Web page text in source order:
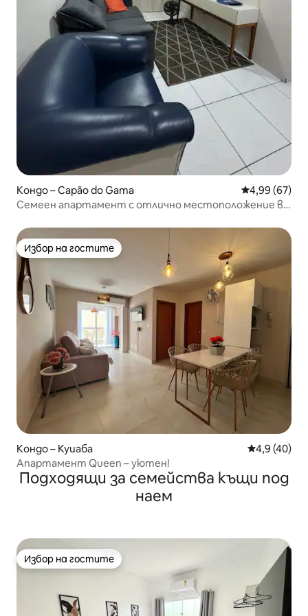
Кондо – Capão do Gama Средна
4,99 (67)
Семеен апартамент с отлично местоположение в
Избор на гостите
Избор на гостите
Кондо – Куиаба Средна
4,9 (40)
Апартамент Queen – уютен!
Подходящи за семейства къщи под
наем
Избор на гостите
Избор на гостите